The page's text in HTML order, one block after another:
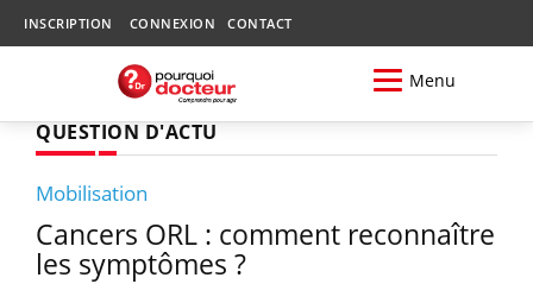
INSCRIPTION CONNEXION CONTACT
Menu
QUESTION D'ACTU
Mobilisation
Cancers ORL : comment reconnaître
les symptômes ?